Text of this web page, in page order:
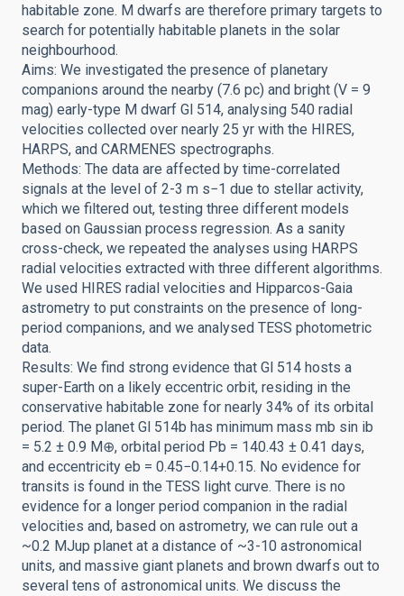
habitable zone. M dwarfs are therefore primary targets to
search for potentially habitable planets in the solar
neighbourhood.
Aims: We investigated the presence of planetary
companions around the nearby (7.6 pc) and bright (V = 9
mag) early-type M dwarf Gl 514, analysing 540 radial
velocities collected over nearly 25 yr with the HIRES,
HARPS, and CARMENES spectrographs.
Methods: The data are affected by time-correlated
signals at the level of 2-3 m s−1 due to stellar activity,
which we filtered out, testing three different models
based on Gaussian process regression. As a sanity
cross-check, we repeated the analyses using HARPS
radial velocities extracted with three different algorithms.
We used HIRES radial velocities and Hipparcos-Gaia
astrometry to put constraints on the presence of long-
period companions, and we analysed TESS photometric
data.
Results: We find strong evidence that Gl 514 hosts a
super-Earth on a likely eccentric orbit, residing in the
conservative habitable zone for nearly 34% of its orbital
period. The planet Gl 514b has minimum mass mb sin ib
= 5.2 ± 0.9 M⊕, orbital period Pb = 140.43 ± 0.41 days,
and eccentricity eb = 0.45−0.14+0.15. No evidence for
transits is found in the TESS light curve. There is no
evidence for a longer period companion in the radial
velocities and, based on astrometry, we can rule out a
~0.2 MJup planet at a distance of ~3-10 astronomical
units, and massive giant planets and brown dwarfs out to
several tens of astronomical units. We discuss the